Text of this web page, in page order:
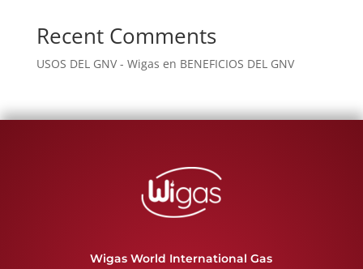
Recent Comments
USOS DEL GNV - Wigas en BENEFICIOS DEL GNV
Wigas World International Gas